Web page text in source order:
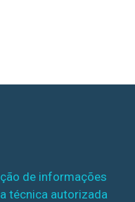
de informações
técnica autorizada